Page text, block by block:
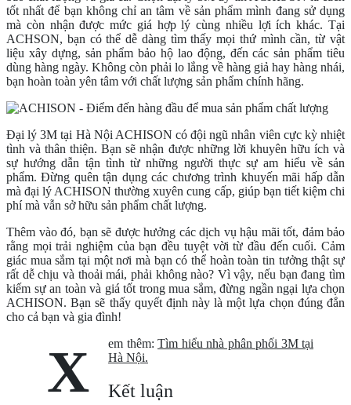
tốt nhất để bạn không chỉ an tâm về sản phẩm mình đang sử dụng
mà còn nhận được mức giá hợp lý cùng nhiều lợi ích khác. Tại
ACHSON, bạn có thể dễ dàng tìm thấy mọi thứ mình cần, từ vật
liệu xây dựng, sản phẩm bảo hộ lao động, đến các sản phẩm tiêu
dùng hàng ngày. Không còn phải lo lắng về hàng giả hay hàng nhái,
bạn hoàn toàn yên tâm với chất lượng sản phẩm chính hãng.
Đại lý 3M tại Hà Nội ACHISON có đội ngũ nhân viên cực kỳ nhiệt
tình và thân thiện. Bạn sẽ nhận được những lời khuyên hữu ích và
sự hướng dẫn tận tình từ những người thực sự am hiểu về sản
phẩm. Đừng quên tận dụng các chương trình khuyến mãi hấp dẫn
mà đại lý ACHISON thường xuyên cung cấp, giúp bạn tiết kiệm chi
phí mà vẫn sở hữu sản phẩm chất lượng.
Thêm vào đó, bạn sẽ được hưởng các dịch vụ hậu mãi tốt, đảm bảo
rằng mọi trải nghiệm của bạn đều tuyệt vời từ đầu đến cuối. Cảm
giác mua sắm tại một nơi mà bạn có thể hoàn toàn tin tưởng thật sự
rất dễ chịu và thoải mái, phải không nào? Vì vậy, nếu bạn đang tìm
kiếm sự an toàn và giá tốt trong mua sắm, đừng ngần ngại lựa chọn
ACHISON. Bạn sẽ thấy quyết định này là một lựa chọn đúng đắn
cho cả bạn và gia đình!
X em thêm: Tìm hiểu nhà phân phối 3M tại
Hà Nội.
Kết luận